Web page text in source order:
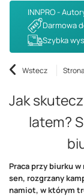
INNPRO -
Darmowa
Szybka
Wstecz
Jak
latem?
Praca przy biurku
sen, rozgrzany
namiot, w którym